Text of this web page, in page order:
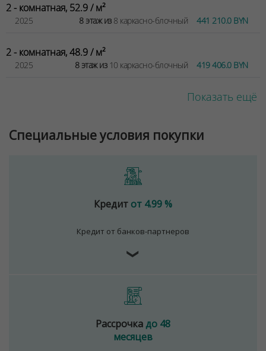
2 - комнатная, 52.9 / м²
2025 8 этаж из8 каркасно-блочный 441 210.0 BYN
2 - комнатная, 48.9 / м²
2025 8 этаж из10 каркасно-блочный 419 406.0 BYN
Показать ещё
Специальные условия покупки
Кредит от 4.99 %
Кредит от банков-партнеров
❯
Рассрочкадо 48
месяцев